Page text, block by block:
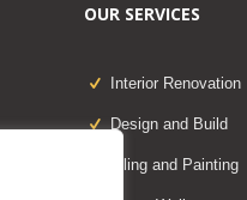
OUR SERVICES
Interior Renovation
Design and Build
Tiling and Painting